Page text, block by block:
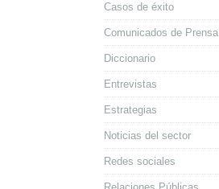
Casos de éxito
Comunicados de Prensa
Diccionario
Entrevistas
Estrategias
Noticias del sector
Redes sociales